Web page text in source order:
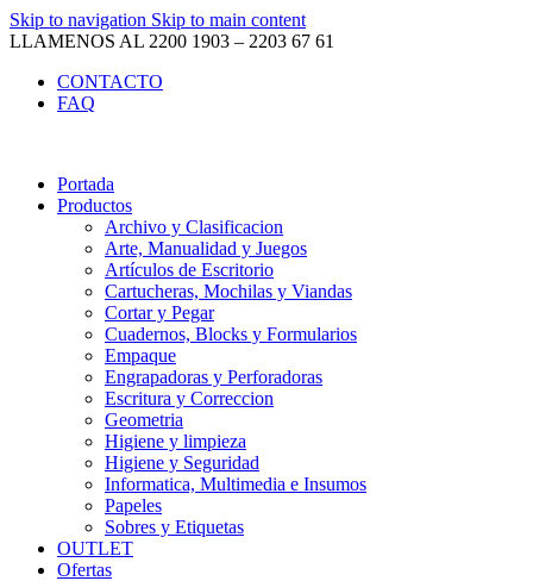
Skip to navigation Skip to main content
LLAMENOS AL 2200 1903 – 2203 67 61
CONTACTO
FAQ
Portada
Productos
Archivo y Clasificacion
Arte, Manualidad y Juegos
Artículos de Escritorio
Cartucheras, Mochilas y Viandas
Cortar y Pegar
Cuadernos, Blocks y Formularios
Empaque
Engrapadoras y Perforadoras
Escritura y Correccion
Geometria
Higiene y limpieza
Higiene y Seguridad
Informatica, Multimedia e Insumos
Papeles
Sobres y Etiquetas
OUTLET
Ofertas